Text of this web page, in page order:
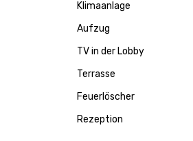
Klimaanlage
Aufzug
TV in der Lobby
Terrasse
Feuerlöscher
Rezeption